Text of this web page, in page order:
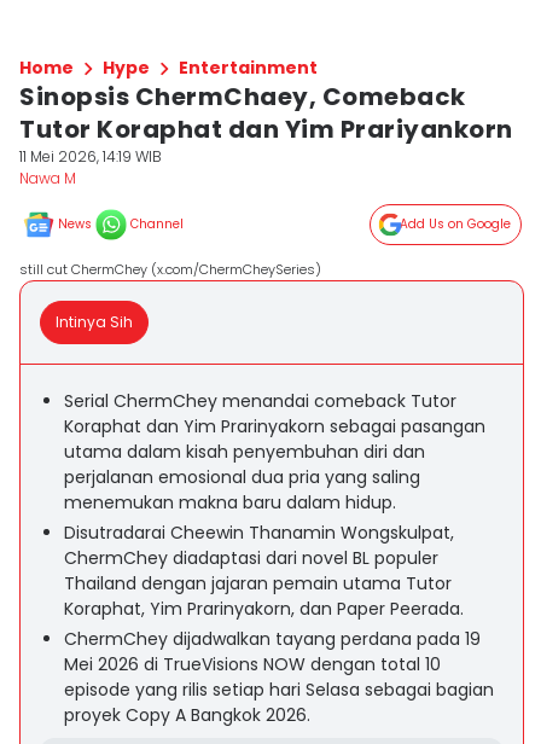
Home Hype Entertainment
Sinopsis ChermChaey, Comeback
Tutor Koraphat dan Yim Prariyankorn
11 Mei 2026, 14:19 WIB
Nawa M
News Channel Add Us on Google
still cut ChermChey (x.com/ChermCheySeries)
Intinya Sih
Serial ChermChey menandai comeback Tutor
Koraphat dan Yim Prarinyakorn sebagai pasangan
utama dalam kisah penyembuhan diri dan
perjalanan emosional dua pria yang saling
menemukan makna baru dalam hidup.
Disutradarai Cheewin Thanamin Wongskulpat,
ChermChey diadaptasi dari novel BL populer
Thailand dengan jajaran pemain utama Tutor
Koraphat, Yim Prarinyakorn, dan Paper Peerada.
ChermChey dijadwalkan tayang perdana pada 19
Mei 2026 di TrueVisions NOW dengan total 10
episode yang rilis setiap hari Selasa sebagai bagian
proyek Copy A Bangkok 2026.